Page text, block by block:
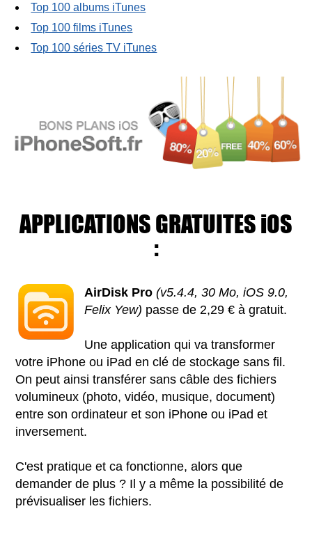
Top 100 albums iTunes
Top 100 films iTunes
Top 100 séries TV iTunes
APPLICATIONS GRATUITES iOS
:
AirDisk Pro (v5.4.4, 30 Mo, iOS 9.0,
Felix Yew) passe de 2,29 € à gratuit.
Une application qui va transformer
votre iPhone ou iPad en clé de stockage sans fil.
On peut ainsi transférer sans câble des fichiers
volumineux (photo, vidéo, musique, document)
entre son ordinateur et son iPhone ou iPad et
inversement.
C'est pratique et ca fonctionne, alors que
demander de plus ? Il y a même la possibilité de
prévisualiser les fichiers.